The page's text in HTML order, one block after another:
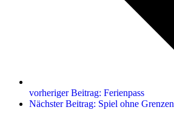
vorheriger Beitrag: Ferienpass
Nächster Beitrag: Spiel ohne Grenzen